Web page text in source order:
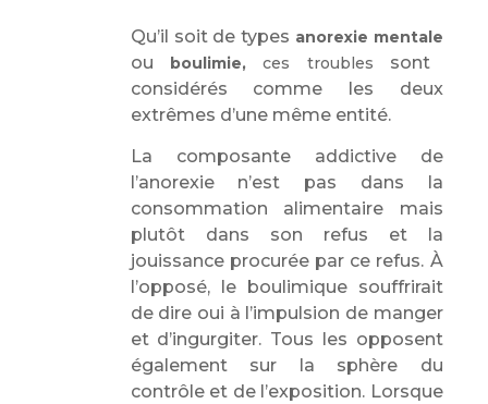
Qu’il soit de types anorexie mentale
ou boulimie,ces troubles
sont
considérés comme les deux
extrêmes d’une même entité.
La composante addictive de
l’anorexie n’est pas dans la
consommation alimentaire mais
plutôt dans son refus et la
jouissance procurée par ce refus. À
l’opposé,
le boulimique souffrirait
de dire oui à l’impulsion de manger
et d’ingurgiter. Tous les opposent
également sur la sphère du
contrôle et de l’exposition. Lorsque